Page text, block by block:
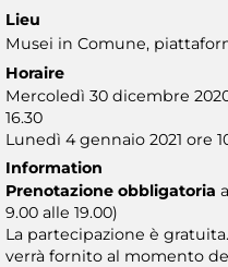
Lieu
Musei in Comune,
Horaire
Mercoledì 30 dicembre
16.30
Lunedì 4 gennaio 2021 ore
Information
Prenotazione obbligatoria
9.00 alle 19.00)
La partecipazione è
verrà fornito al momento